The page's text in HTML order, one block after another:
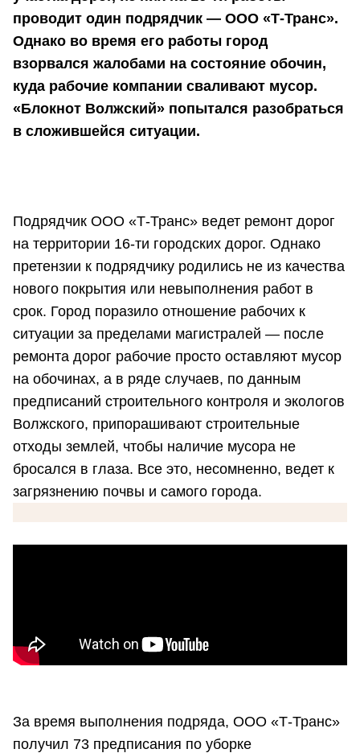
проводит один подрядчик — ООО «Т-Транс».
Однако во время его работы город
взорвался жалобами на состояние обочин,
куда рабочие компании сваливают мусор.
«Блокнот Волжский» попытался разобраться
в сложившейся ситуации.
Подрядчик ООО «Т-Транс» ведет ремонт дорог
на территории 16-ти городских дорог. Однако
претензии к подрядчику родились не из качества
нового покрытия или невыполнения работ в
срок. Город поразило отношение рабочих к
ситуации за пределами магистралей — после
ремонта дорог рабочие просто оставляют мусор
на обочинах, а в ряде случаев, по данным
предписаний строительного контроля и экологов
Волжского, припорашивают строительные
отходы землей, чтобы наличие мусора не
бросался в глаза. Все это, несомненно, ведет к
загрязнению почвы и самого города.
За время выполнения подряда, ООО «Т-Транс»
получил 73 предписания по уборке